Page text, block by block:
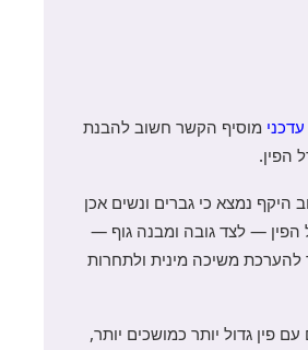
מוסיף הקשר חשוב להבנת
הפין.
היקף נמצא כי גברים ונשים אכן
— לצד גובה ומבנה גוף —
להערכת משיכה מינית ולתחרות
עם פין גדול יותר כמושכים יותר,